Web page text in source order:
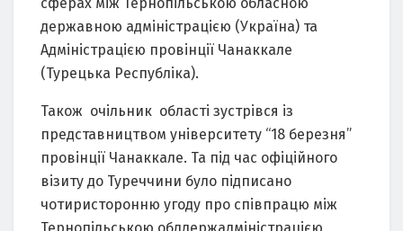
державною адміністрацією (Україна) та
Адміністрацією провінції Чанаккале
(Турецька Республіка).
Також очільник області зустрівся із
представництвом університету “18 березня”
провінції Чанаккале. Та під час офіційного
візиту до Туреччини було підписано
чотиристоронню угоду про співпрацю між